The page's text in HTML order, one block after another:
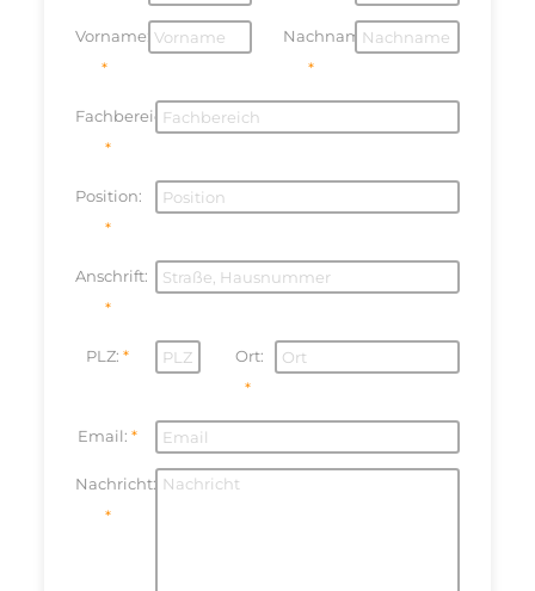
Vorname: Nachname:
Fachbereich:
Position:
Anschrift:
PLZ: Ort:
Email:
Nachricht: